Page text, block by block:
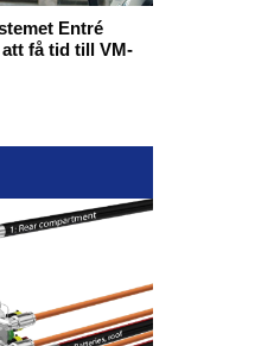
Entré
få tid till VM-